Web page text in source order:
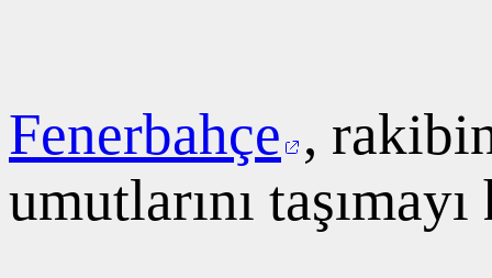
Fenerbahçe ,
umutlarını